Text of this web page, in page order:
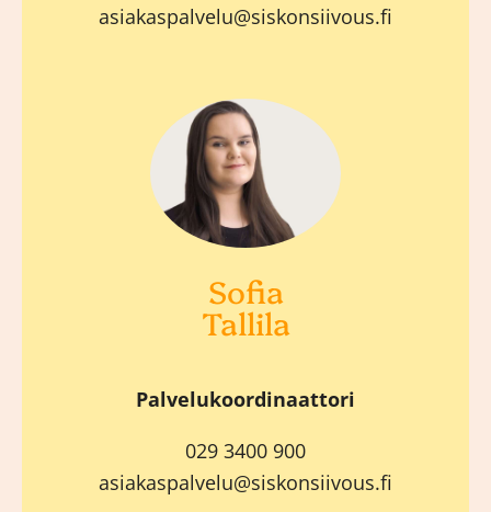
asiakaspalvelu@siskonsiivous.fi
Sofia
Tallila
Palvelukoordinaattori
029 3400 900
asiakaspalvelu@siskonsiivous.fi